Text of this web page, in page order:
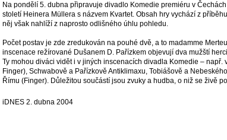
Na pondělí 5. dubna připravuje divadlo Komedie premiéru v
století Heinera Müllera s názvem Kvartet. Obsah hry vychází z
něj však nahlíží z naprosto odlišného úhlu pohledu.
Počet postav je zde zredukován na pouhé dvě, a to madamme
inscenace režírované Dušanem D. Pařízkem objevují dva mužští
Ty mohou diváci vidět i v jiných inscenacích divadla Komedie –
Finger), Schwabově a Pařízkově Antiklimaxu, Tobiášově a
Římu (Finger). Důležitou součástí jsou zvuky a hudba, o niž se živě
iDNES 2. dubna 2004